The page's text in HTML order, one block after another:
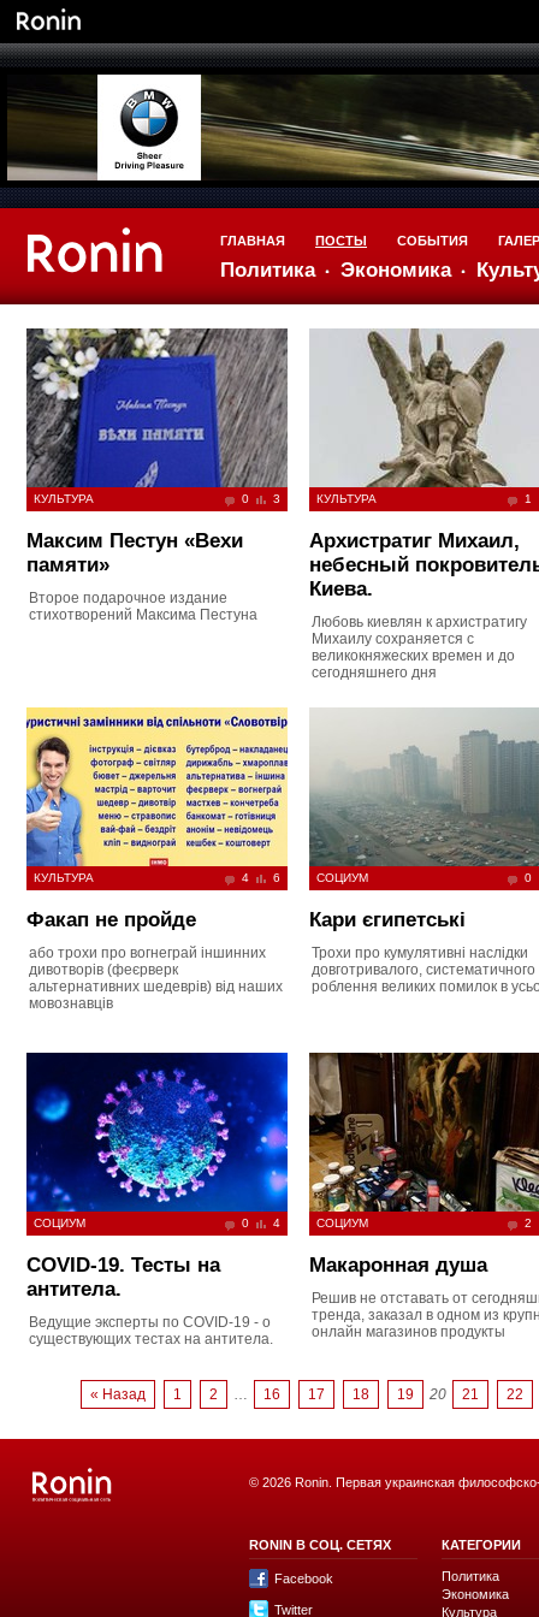
ГЛАВНАЯ
Политика Экономика
ПОСТЫ СОБЫТИЯ
КУЛЬТУРА 0 3
Максим Пестун «Вехи
памяти»
Второе подарочное издание
стихотворений Максима Пестуна
КУЛЬТУРА 1
Архистратиг Михаил,
небесный
Киева.
Любовь киевлян к архистратигу
Михаилу сохраняется с
великокняжеских времен и до
сегодняшнего дня
КУЛЬТУРА 4 6
Факап не пройде
або трохи про вогнеграй іншинних
дивотворів (феєрверк
альтернативних шедеврів) від наших
мовознавців
СОЦИУМ 0
Кари єгипетські
Трохи про кумулятивні наслідки
довготривалого, систематичного
роблення великих помилок в
СОЦИУМ 0 4
COVID-19. Тесты на
антитела.
Ведущие эксперты по COVID-19 - о
существующих тестах на антитела.
СОЦИУМ 2
Макаронная душа
Решив не отставать от
тренда, заказал в одном из
онлайн магазинов продукты
« Назад 1 2 … 16 17 18 19 20 21 22
© 2026 Ronin. Первая украинская
RONIN В СОЦ. СЕТЯХ
Facebook
Twitter
КАТЕГОРИИ
Политика
Экономика
Культура